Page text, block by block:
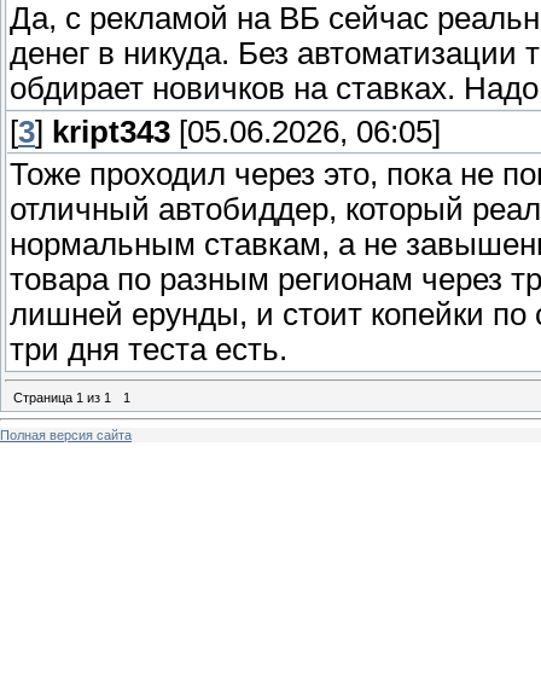
Да, с рекламой на ВБ сейчас
денег в никуда. Без автоматизации
обдирает новичков на ставках.
[3] kript343 [05.06.2026, 06:05]
Тоже проходил через это, пока не
отличный автобиддер, который
нормальным ставкам, а не
товара по разным регионам через
лишней ерунды, и стоит копейки
три дня теста есть.
Страница 1 из 1 1
Полная версия сайта